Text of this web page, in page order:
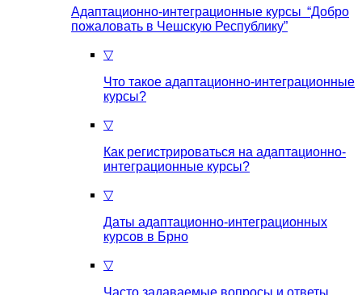
Адаптационно-интеграционные курсы “Добро
пожаловать в Чешскую Республику”
▽
Что такое aдаптационно-интеграционные
курсы?
▽
Как регистрироваться на aдаптационно-
интеграционные курсы?
▽
Даты адаптационно-интеграционных
курсов в Брно
▽
Часто задаваемые вопросы и ответы